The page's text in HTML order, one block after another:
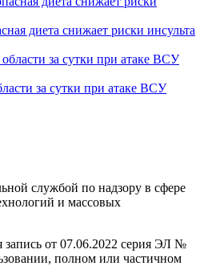
диета снижает риски инсульта
за сутки при атаке ВСУ
службой по надзору в сфере
и массовых
запись от 07.06.2022 серия ЭЛ №
полном или частичном